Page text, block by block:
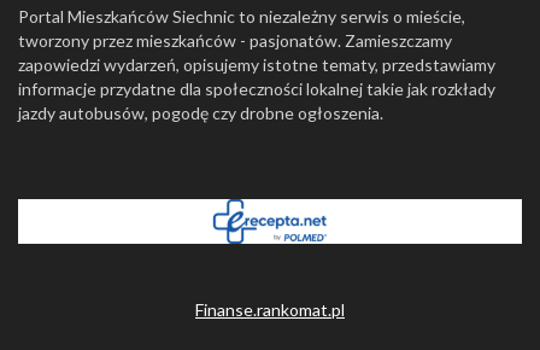
Portal Mieszkańców Siechnic to niezależny serwis o mieście,
tworzony przez mieszkańców - pasjonatów. Zamieszczamy
zapowiedzi wydarzeń, opisujemy istotne tematy, przedstawiamy
informacje przydatne dla społeczności lokalnej takie jak rozkłady
jazdy autobusów, pogodę czy drobne ogłoszenia.
Finanse.rankomat.pl